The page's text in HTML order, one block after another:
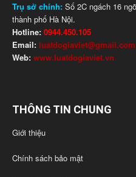
Trụ sở chính: Số 2C ngách 16
thành phố Hà Nội.
Hotline: 0944.450.105
Email: luatdogiaviet@gmail.com
Web: www.luatdogiaviet.vn
THÔNG TIN CHUNG
Giới thiệu
Chính sách bảo mật